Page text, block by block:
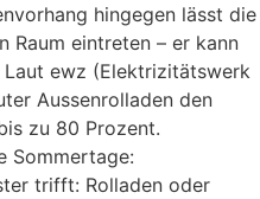
hingegen lässt die
Raum eintreten – er kann
Laut ewz (Elektrizitätswerk
Aussenrolladen den
zu 80 Prozent.
Sommertage:
trifft: Rolladen oder